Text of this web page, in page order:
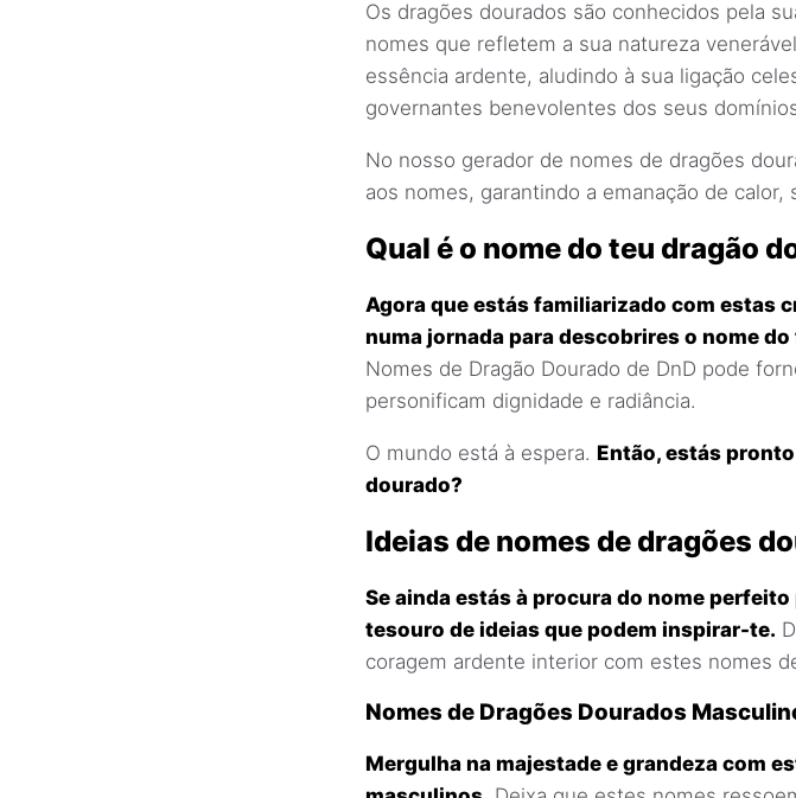
Os dragões dourados são conhecidos pela
nomes que refletem a sua natureza
essência ardente, aludindo à sua ligação
governantes benevolentes dos seus
No nosso gerador de nomes de dragões
aos nomes, garantindo a emanação de calor,
Qual é o nome do teu dragão
Agora que estás familiarizado com estas
numa jornada para descobrires o nome
Nomes de Dragão Dourado de DnD pode
personificam dignidade e radiância.
O mundo está à espera. Então, estás
dourado?
Ideias de nomes de dragões
Se ainda estás à procura do nome
tesouro de ideias que podem inspirar-te.
coragem ardente interior com estes nomes
Nomes de Dragões Dourados
Mergulha na majestade e grandeza com